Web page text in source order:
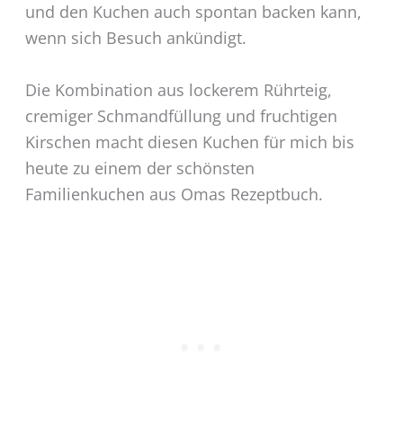
und den Kuchen auch spontan backen kann,
wenn sich Besuch ankündigt.
Die Kombination aus lockerem Rührteig,
cremiger Schmandfüllung und fruchtigen
Kirschen macht diesen Kuchen für mich bis
heute zu einem der schönsten
Familienkuchen aus Omas Rezeptbuch.